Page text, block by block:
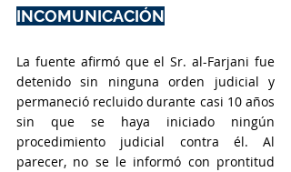
INCOMUNICACIÓN
La fuente afirmó que el Sr. al-Farjani fue
detenido sin ninguna orden judicial y
permaneció recluido durante casi 10 años
sin que se haya iniciado ningún
procedimiento judicial contra él. Al
parecer, no se le informó con prontitud